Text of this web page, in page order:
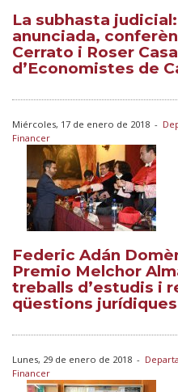
La subhasta
anunciada,
Cerrato i Roser
d’Economistes de
Miércoles, 17 de enero de 2018 -
Financer
Federic Adán
Premio Melchor
treballs d’estudis i
qüestions jurídiques
Lunes, 29 de enero de 2018 -
Financer